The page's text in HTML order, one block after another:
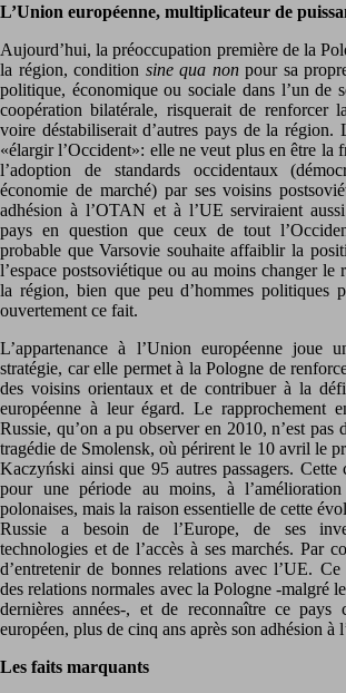
L’Union européenne, multiplicateur de
Aujourd’hui, la préoccupation première de la
la région, condition sine qua nonpour sa
politique, économique ou sociale dans l’un de
coopération bilatérale, risquerait de renforcer
voire déstabiliserait d’autres pays de la région.
«élargir l’Occident»: elle ne veut plus en être la
l’adoption de standards occidentaux
économie de marché) par ses voisins
adhésion à l’OTAN et à l’UE serviraient
pays en question que ceux de tout
probable que Varsovie souhaite affaiblir la
l’espace postsoviétique ou au moins changer le
la région, bien que peu d’hommes politiques
ouvertement ce fait.
L’appartenance à l’Union européenne joue
stratégie, car elle permet à la Pologne de
des voisins orientaux et de contribuer à la
européenne à leur égard. Le rapprochement
Russie, qu’on a pu observer en 2010, n’est pas
tragédie de Smolensk, où périrent le 10 avril le
Kaczyński ainsi que 95 autres passagers. Cette
pour une période au moins, à
polonaises, mais la raison essentielle de cette
Russie a besoin de l’Europe, de ses
technologies et de l’accès à ses marchés. Par
d’entretenir de bonnes relations avec l’UE.
des relations normales avec la Pologne -malgré
dernières années-, et de reconnaître ce pays
européen, plus de cinq ans après son adhésion à
Les faits marquants